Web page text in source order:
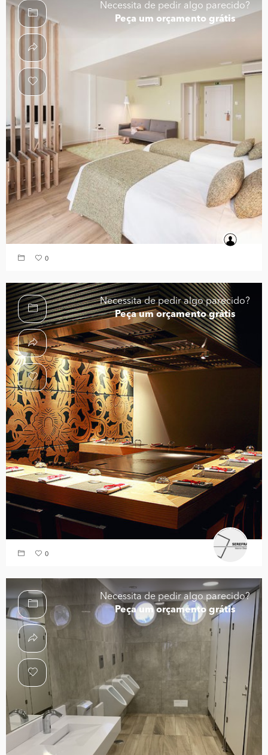
Necessita de pedir algo parecido?
Peça um orçamento grátis
0
Necessita de pedir algo parecido?
Peça um orçamento grátis
0
Necessita de pedir algo parecido?
Peça um orçamento grátis